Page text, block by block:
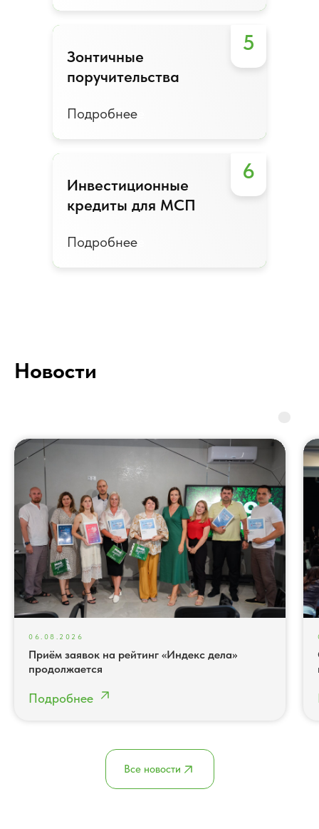
Зонтичные
поручительства
Зонтичные
поручительства
Подробнее
Подробнее
5
Инвестиционные
кредиты для МСП
Инвестиционные
кредиты для МСП
Подробнее
Подробнее
6
Новости
06.08.2026
Приём заявок на рейтинг «Индекс дела»
продолжается
Подробнее
Все новости